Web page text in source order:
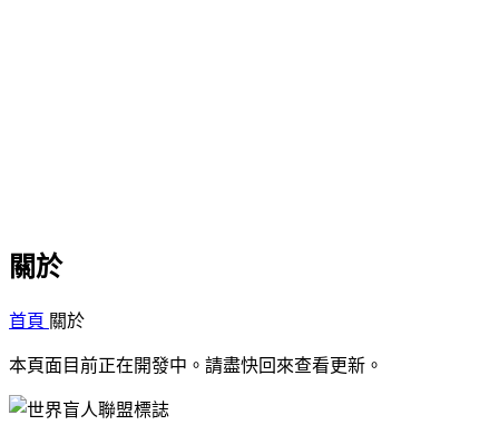
關於
首頁 關於
本頁面目前正在開發中。請盡快回來查看更新。